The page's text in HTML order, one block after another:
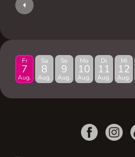
Fr
7
Aug.
Sa
8
Aug.
So
9
Aug.
Mo
10
Aug.
Di
11
Aug.
Mi
12
Aug.